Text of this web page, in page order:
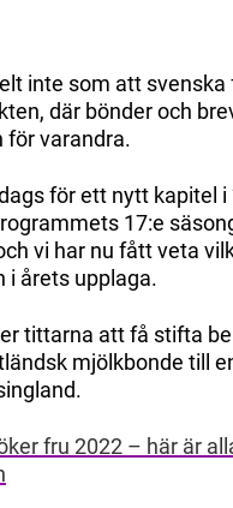
inte som att svenska
där bönder och
för varandra.
för ett nytt kapitel i
17:e
vi har nu fått veta
i årets upplaga.
tittarna att få stifta
mjölkbonde till
fru 2022 – här är